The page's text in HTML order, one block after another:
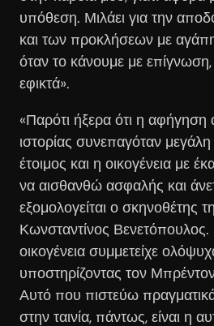
υπόθεση. Μιλάει για την
και των προκλήσεων με αγάπη
όταν το κάνουμε με επίγνωση,
εφικτά».
«Παρότι ήξερα ότι η αφήγηση
ιστορίας συνεπαγόταν
έτοιμος και η οικογένεια με
να αισθανθώ ασφαλής και
εξομολογείται ο σκηνοθέτης
Κωνσταντίνος
οικογένεια συμμετείχε
υποστηρίζοντας τον Μπρέντον
Αυτό που πιστεύω
στην ταινία, πάντως, είναι η